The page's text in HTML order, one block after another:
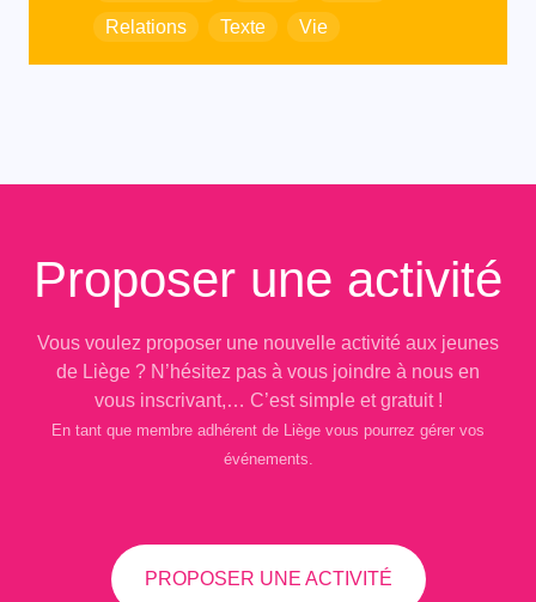
Relations
Texte Vie
Proposer une activité
Vous voulez proposer une nouvelle activité aux jeunes
de Liège ? N’hésitez pas à vous joindre à nous en
vous inscrivant,… C’est simple et gratuit !
En tant que membre adhérent de Liège vous pourrez gérer vos
événements.
PROPOSER UNE ACTIVITÉ